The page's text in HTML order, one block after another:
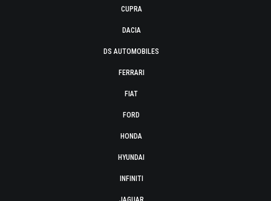
CUPRA
DACIA
DS AUTOMOBILES
FERRARI
FIAT
FORD
HONDA
HYUNDAI
INFINITI